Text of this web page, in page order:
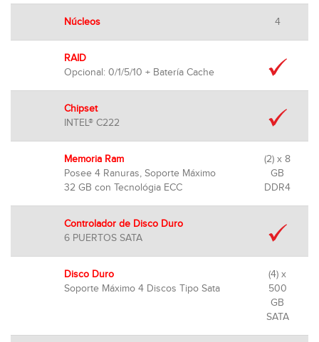
Núcleos 4
RAID
Opcional: 0/1/5/10 + Batería Cache
Chipset
INTEL® C222
Memoria Ram
Posee 4 Ranuras, Soporte Máximo
32 GB con Tecnológia ECC
(2) x 8
GB
DDR4
Controlador de Disco Duro
6 PUERTOS SATA
Disco Duro
Soporte Máximo 4 Discos Tipo Sata
(4) x
500
GB
SATA